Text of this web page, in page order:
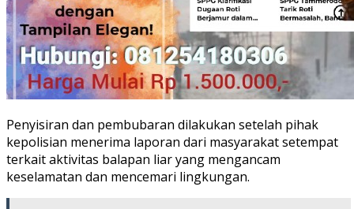
Penyisiran dan pembubaran dilakukan setelah pihak
kepolisian menerima laporan dari masyarakat setempat
terkait aktivitas balapan liar yang mengancam
keselamatan dan mencemari lingkungan.